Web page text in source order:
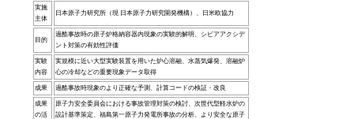
実施
主体
日本原子力研究所（現 日本原子力研究開発機構）、日米欧協力
目的
過酷事故時の原子炉格納容器内現象の実験的解明、シビアアクシデ
ント対策の有効性評価
実験
内容
実規模に近い大型実験装置を用いた炉心溶融、水蒸気爆発、溶融炉
心の冷却などの重要現象データ取得
成果 過酷事故時現象のより正確な予測、計算コードの検証・改良
成果
の活
原子力安全委員会における事故管理対策の検討、次世代型軽水炉の
設計基準策定、福島第一原子力発電所事故の分析、より安全な原子